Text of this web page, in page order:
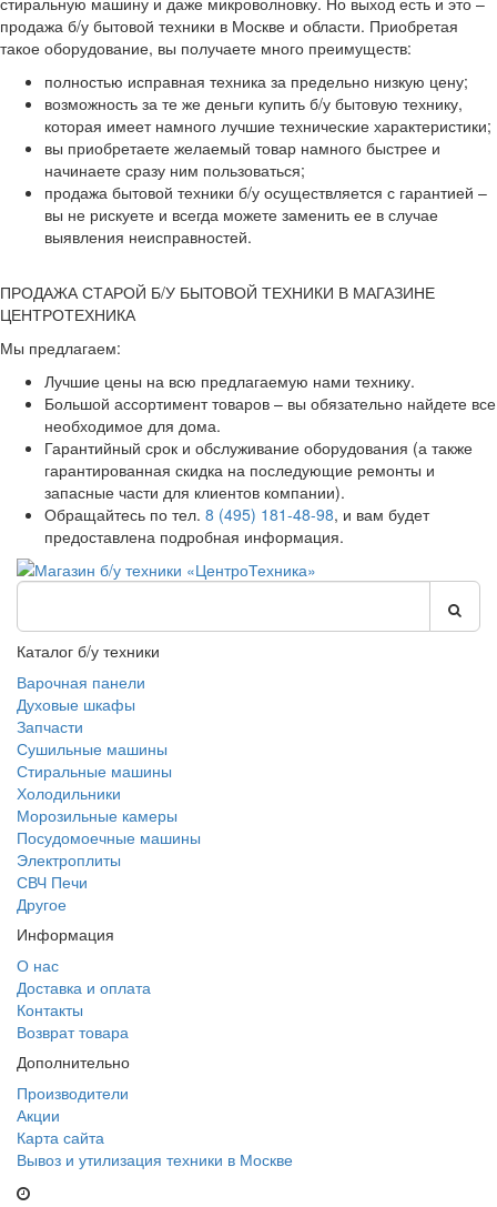
продажа б/у бытовой техники в Москве и области. Приобретая
такое оборудование, вы получаете много преимуществ:
полностью исправная техника за предельно низкую цену;
возможность за те же деньги купить б/у бытовую технику,
которая имеет намного лучшие технические характеристики;
вы приобретаете желаемый товар намного быстрее и
начинаете сразу ним пользоваться;
продажа бытовой техники б/у осуществляется с гарантией –
вы не рискуете и всегда можете заменить ее в случае
выявления неисправностей.
ПРОДАЖА СТАРОЙ Б/У БЫТОВОЙ ТЕХНИКИ В МАГАЗИНЕ
ЦЕНТРОТЕХНИКА
Мы предлагаем:
Лучшие цены на всю предлагаемую нами технику.
Большой ассортимент товаров – вы обязательно найдете все
необходимое для дома.
Гарантийный срок и обслуживание оборудования (а также
гарантированная скидка на последующие ремонты и
запасные части для клиентов компании).
Обращайтесь по тел. 8 (495) 181-48-98, и вам будет
предоставлена подробная информация.
Каталог б/у техники
Варочная панели
Духовые шкафы
Запчасти
Сушильные машины
Стиральные машины
Холодильники
Морозильные камеры
Посудомоечные машины
Электроплиты
СВЧ Печи
Другое
Информация
О нас
Доставка и оплата
Контакты
Возврат товара
Дополнительно
Производители
Акции
Карта сайта
Вывоз и утилизация техники в Москве